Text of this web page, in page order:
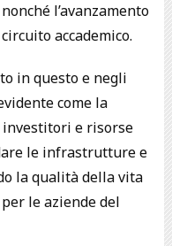
l’avanzamento
accademico.
in questo e negli
come la
e risorse
le infrastrutture e
la qualità della vita
le aziende del